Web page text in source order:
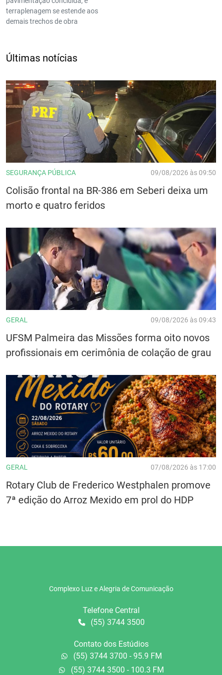
terraplenagem se estende aos
demais trechos de obra
Últimas notícias
SEGURANÇA PÚBLICA 09/08/2026 às 09:50
Colisão frontal na BR-386 em Seberi deixa um
morto e quatro feridos
GERAL 09/08/2026 às 09:43
UFSM Palmeira das Missões forma oito novos
profissionais em cerimônia de colação de grau
GERAL 07/08/2026 às 17:00
Rotary Club de Frederico Westphalen promove
7ª edição do Arroz Mexido em prol do HDP
Complexo Luz e Alegria de Comunicação
Telefone Central
(55) 3744 3500
Contato dos Estúdios
(55) 3744 3700 - 95.9 FM
(55) 3744 3500 - 100.3 FM